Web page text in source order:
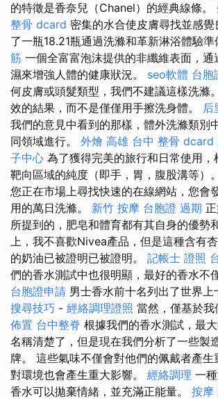
的特徵是香奈兒（Chanel）的經典線條。
整骨 dcard 密集的水合使皮膚尋找並感
了一瓶18.21瓶通過洗滌和革新淋浴體驗準
筋 一個全富富泡沫提供的非纖維表面，通
濕來增強人體的健康狀況。 seo軟體 台胞
何皮膚或頭髮類型，我們不建議這樣洗滌
效的結果，而不是僅僅用手擦洗身體。 后
我們的意見中看到的那樣，體外洗滌類別
同領域進行。 外燴 高雄 台中 整骨 dcard
子中心 為了獲得完美的旅行和日常使用，
靶向區域的純度（即手，胃，腹股溝等）。
您正在市場上尋找快速的在線網站，您會
用的萬日洗滌。 新竹 按摩 台胞證 過期
所提到的，肥皂和體育都有其自身的優勢
上，我不喜歡Nivea產品，但是這種含有
的奶油已被證明已被證明。 記帳士 證照
們的香水測試中也很明顯，最好的香水不
台胞證申請 男士香水前十名列出了世界上
搜尋技巧 - 經絡調理證照 當然，僅基於我
佈置 台中整脊 根據我們的香水測試，最
名稱清楚了，但是現在我們分析了一些製
牌。 這些氣味不僅會對他們的佩戴者產生
對環境也會產生重大影響。 經絡調理 一
香水可以拋棄情緒，並充滿正能量。 按摩